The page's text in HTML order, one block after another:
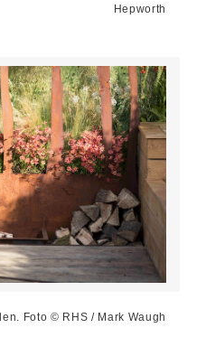
Hepworth
Foto © RHS / Mark Waugh